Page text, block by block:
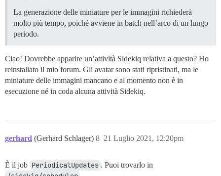
La generazione delle miniature per le immagini richiederà
molto più tempo, poiché avviene in batch nell’arco di un lungo
periodo.
Ciao! Dovrebbe apparire un’attività Sidekiq relativa a questo? Ho
reinstallato il mio forum. Gli avatar sono stati ripristinati, ma le
miniature delle immagini mancano e al momento non è in
esecuzione né in coda alcuna attività Sidekiq.
gerhard (Gerhard Schlager) 21 Luglio 2021, 12:20pm
8
È il job PeriodicalUpdates . Puoi trovarlo in